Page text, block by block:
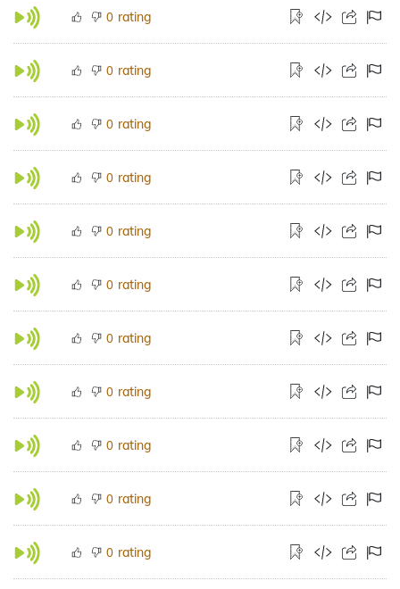
0 rating
0 rating
0 rating
0 rating
0 rating
0 rating
0 rating
0 rating
0 rating
0 rating
0 rating